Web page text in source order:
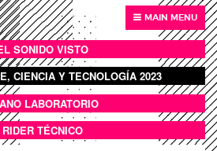
MAIN MENU
VISTO
SONIDO VISTO
LLENO
CIENCIA Y TECNOLOGÍA 2023
LABORATORIO
RIDER TÉCNICO